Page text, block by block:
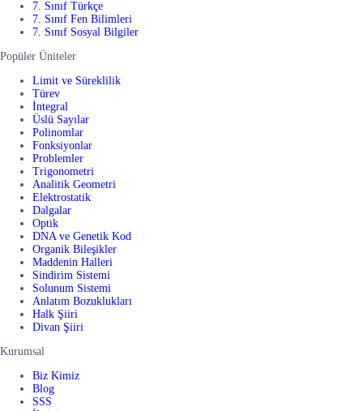
7. Sınıf Türkçe
7. Sınıf Fen Bilimleri
7. Sınıf Sosyal Bilgiler
Popüler Üniteler
Limit ve Süreklilik
Türev
İntegral
Üslü Sayılar
Polinomlar
Fonksiyonlar
Problemler
Trigonometri
Analitik Geometri
Elektrostatik
Dalgalar
Optik
DNA ve Genetik Kod
Organik Bileşikler
Maddenin Halleri
Sindirim Sistemi
Solunum Sistemi
Anlatım Bozuklukları
Halk Şiiri
Divan Şiiri
Kurumsal
Biz Kimiz
Blog
SSS